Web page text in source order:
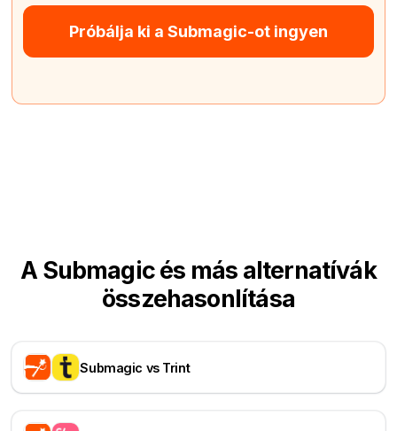
Próbálja ki a Submagic-ot ingyen
A Submagic és más alternatívák
összehasonlítása
Submagic vs Trint